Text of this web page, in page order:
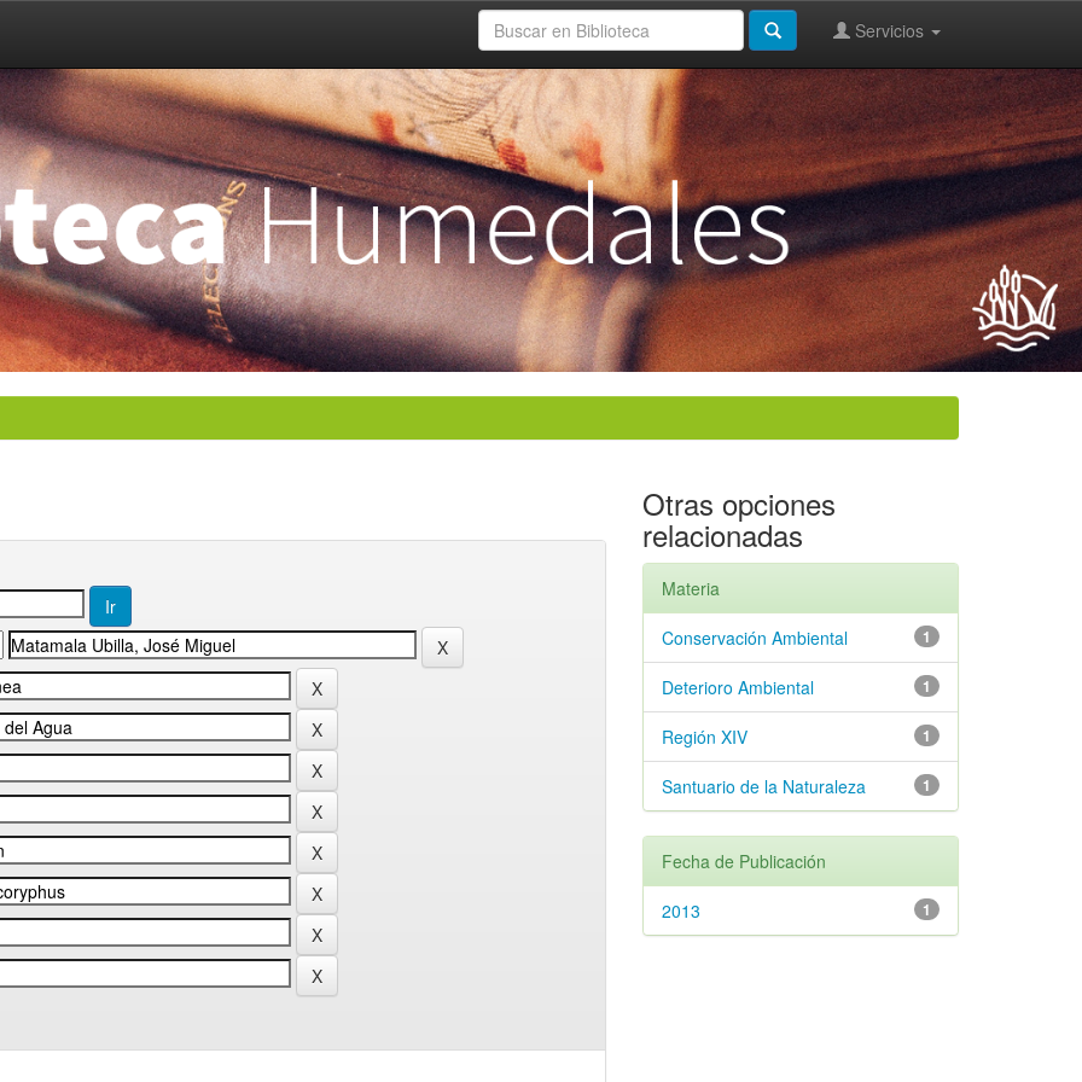
Servicios
Otras opciones
relacionadas
Materia
1
Conservación Ambiental
1
Deterioro Ambiental
1
Región XIV
1
Santuario de la Naturaleza
Fecha de Publicación
1
2013